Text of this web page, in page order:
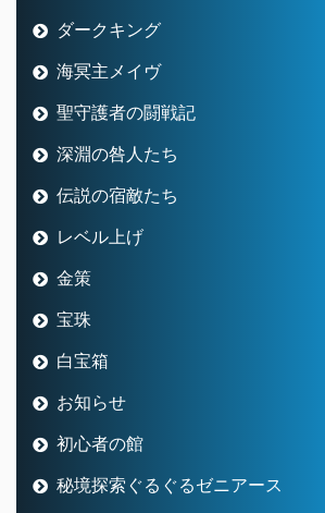
ダークキング
海冥主メイヴ
聖守護者の闘戦記
深淵の咎人たち
伝説の宿敵たち
レベル上げ
金策
宝珠
白宝箱
お知らせ
初心者の館
秘境探索ぐるぐるゼニアース